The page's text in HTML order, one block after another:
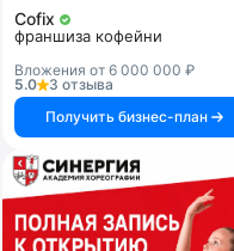
Cofix
франшиза кофейни
Вложения от 6 000 000 ₽
5.0
3 отзыва
Получить бизнес-план